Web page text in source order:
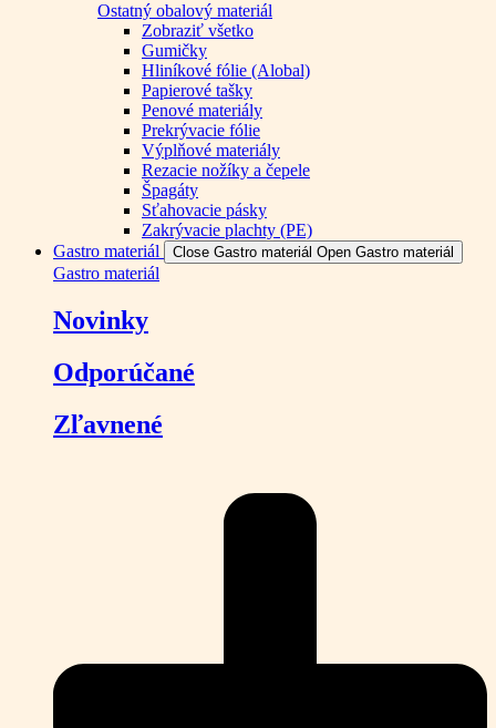
Ostatný obalový materiál
Zobraziť všetko
Gumičky
Hliníkové fólie (Alobal)
Papierové tašky
Penové materiály
Prekrývacie fólie
Výplňové materiály
Rezacie nožíky a čepele
Špagáty
Sťahovacie pásky
Zakrývacie plachty (PE)
Gastro materiál
Close Gastro materiál Open Gastro materiál
Gastro materiál
Novinky
Odporúčané
Zľavnené